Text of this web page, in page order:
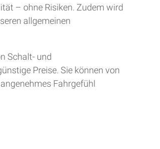
– ohne Risiken. Zudem wird
allgemeinen
Schalt- und
Preise. Sie können von
Fahrgefühl